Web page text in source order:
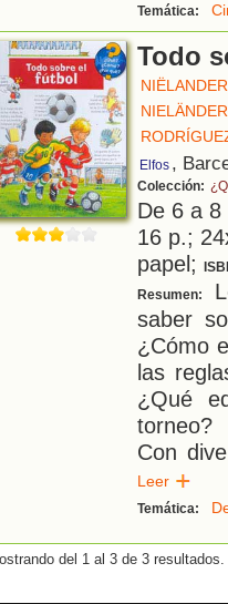
Temática:
Todo
Elfos ,
Colección:
De 6 a
16 p.;
papel;
Resumen:
saber
¿Cómo
las
¿Qué
torneo?
Con
Leer
Temática:
del 1 al 3 de 3 resultados.